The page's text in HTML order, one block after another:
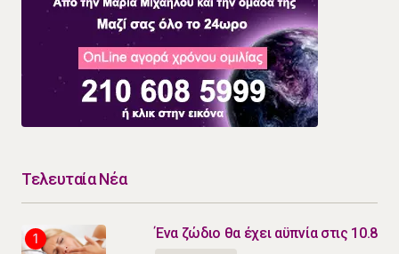
Τελευταία Νέα
Ένα ζώδιο θα έχει αϋπνία στις 10.8